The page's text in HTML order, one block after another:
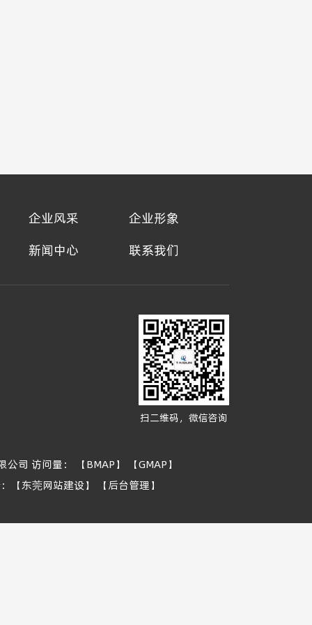
企业风采
企业形象
新闻中心
联系我们
扫二维码，微信咨询
司 访问量： 【BMAP】
【GMAP】
【东莞网站建设】 【后台管理】